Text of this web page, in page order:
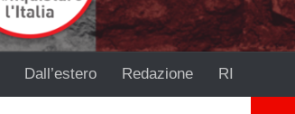
Dall’estero Redazione RI